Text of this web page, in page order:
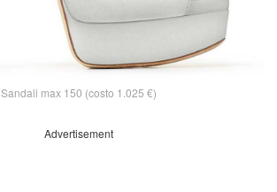
Sandali max 150 (costo 1.025 €)
Advertisement